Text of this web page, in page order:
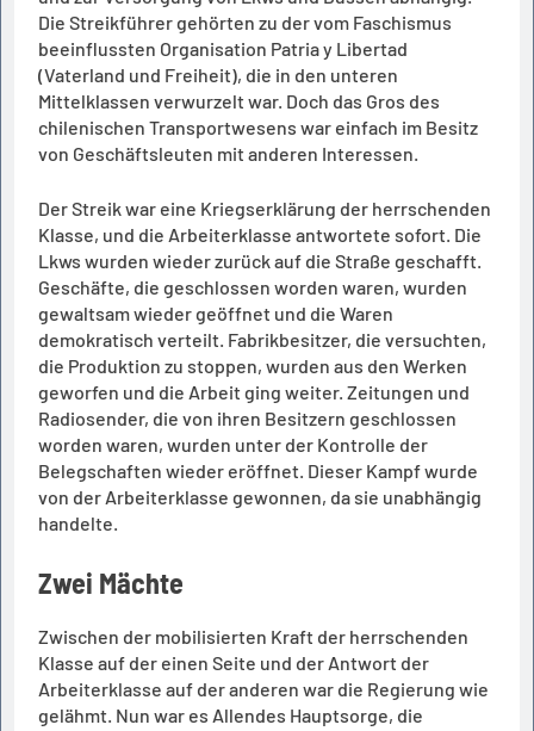
Die Streikführer gehörten zu der vom Faschismus
beeinflussten Organisation Patria y Libertad
(Vaterland und Freiheit), die in den unteren
Mittelklassen verwurzelt war. Doch das Gros des
chilenischen Transportwesens war einfach im Besitz
von Geschäftsleuten mit anderen Interessen.
Der Streik war eine Kriegserklärung der herrschenden
Klasse, und die Arbeiterklasse antwortete sofort. Die
Lkws wurden wieder zurück auf die Straße geschafft.
Geschäfte, die geschlossen worden waren, wurden
gewaltsam wieder geöffnet und die Waren
demokratisch verteilt. Fabrikbesitzer, die versuchten,
die Produktion zu stoppen, wurden aus den Werken
geworfen und die Arbeit ging weiter. Zeitungen und
Radiosender, die von ihren Besitzern geschlossen
worden waren, wurden unter der Kontrolle der
Belegschaften wieder eröffnet. Dieser Kampf wurde
von der Arbeiterklasse gewonnen, da sie unabhängig
handelte.
Zwei Mächte
Zwischen der mobilisierten Kraft der herrschenden
Klasse auf der einen Seite und der Antwort der
Arbeiterklasse auf der anderen war die Regierung wie
gelähmt. Nun war es Allendes Hauptsorge, die